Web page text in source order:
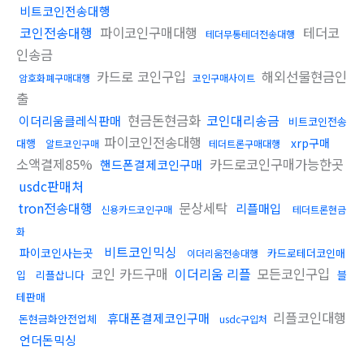
비트코인전송대행
코인전송대행 파이코인구매대행 테더무통테더전송대행
테더코
인송금
암호화폐구매대행 카드로 코인구입 코인구매사이트 해외선물현금인
출
이더리움클레식판매 현금돈현금화 코인대리송금
비트코인전송
대행
알트코인구매 파이코인전송대행 테더트론구매대행 xrp구매
소액결제85% 핸드폰결제코인구매 카드로코인구매가능한곳
usdc판매처
tron전송대행
신용카드코인구매 문상세탁 리플매입
테더트론현금
화
파이코인사는곳 비트코인믹싱 이더리움전송대행
카드로테더코인매
입
리플삽니다 코인 카드구매 이더리움 리플 모든코인구입 블
테판매
돈현금화안전업체
휴대폰결제코인구매 usdc구입처 리플코인대행
언더돈믹싱